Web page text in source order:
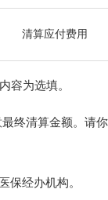
清算应付费用
内容为选填。
终清算金额。请
保经办机构。